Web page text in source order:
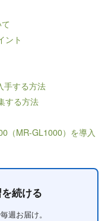
ント
手する方法
する方法
（MR-GL1000）を導入
続ける
週お届け。